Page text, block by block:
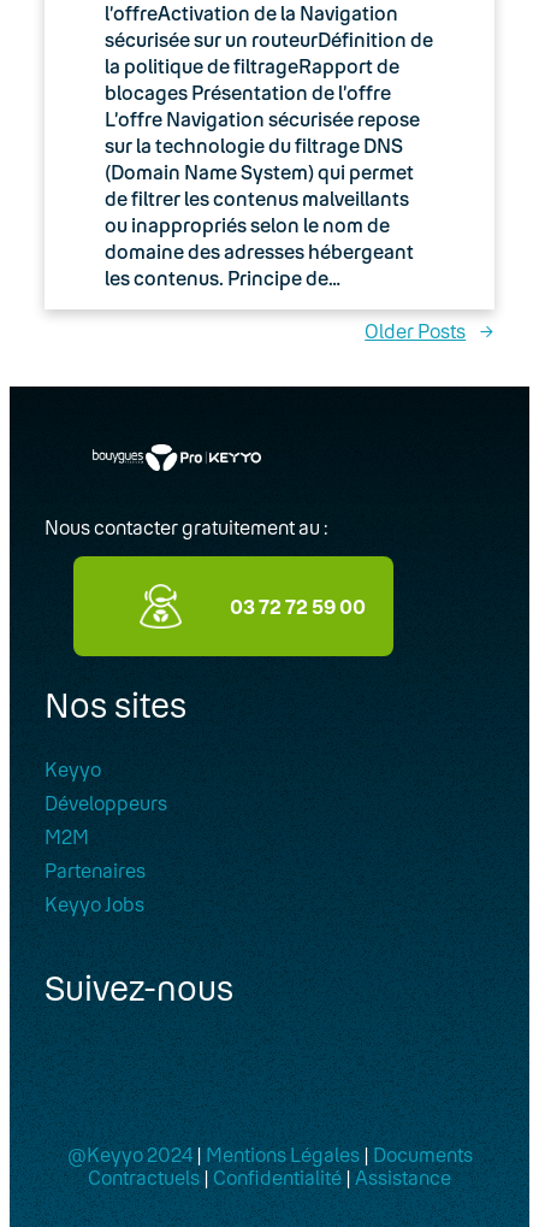
l’offreActivation de la Navigation
sécurisée sur un routeurDéfinition de
la politique de filtrageRapport de
blocages Présentation de l’offre
L’offre Navigation sécurisée repose
sur la technologie du filtrage DNS
(Domain Name System) qui permet
de filtrer les contenus malveillants
ou inappropriés selon le nom de
domaine des adresses hébergeant
les contenus. Principe de…
Older Posts →
Nous contacter gratuitement au :
03 72 72 59 00
Nos sites
Keyyo
Développeurs
M2M
Partenaires
Keyyo Jobs
Suivez-nous
@Keyyo 2024| Mentions Légales|Documents
Contractuels|Confidentialité|Assistance